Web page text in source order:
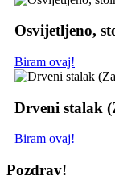
Osvijetljeno,
Biram ovaj!
Drveni stalak
Biram ovaj!
Pozdrav!